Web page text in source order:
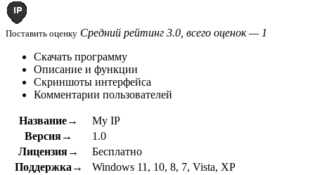
Поставить оценку Средний рейтинг 3.0, всего оценок — 1
Скачать программу
Описание и функции
Скриншоты интерфейса
Комментарии пользователей
Название→
My IP
Версия→
1.0
Лицензия→
Бесплатно
Поддержка→
Windows 11, 10, 8, 7, Vista, XP